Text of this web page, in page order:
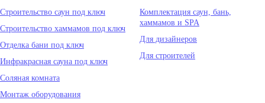
Строительство саун под ключ
Строительство хаммамов под ключ
Отделка бани под ключ
Инфракрасная сауна под ключ
Соляная комната
Монтаж оборудования
Комплектация саун, бань,
хаммамов и SPA
Для дизайнеров
Для строителей